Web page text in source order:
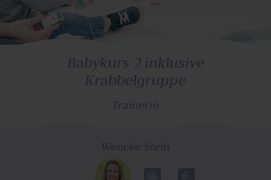
Babykurs 2 inklusive
Krabbelgruppe
Trainerin